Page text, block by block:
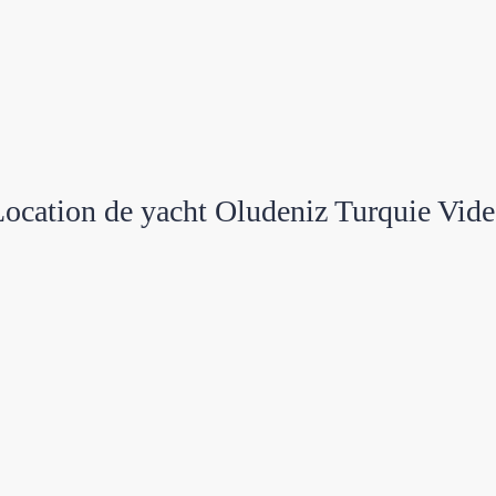
de yacht Oludeniz Turquie